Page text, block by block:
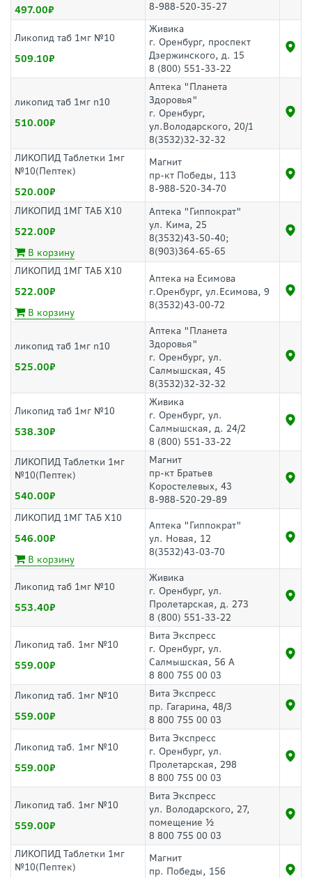
497.00
8-988-520-35-27
Ликопид таб 1мг №10
509.10
Живика
г. Оренбург, проспект
Дзержинского, д. 15
8 (800) 551-33-22
ликопид таб 1мг n10
510.00
Аптека "Планета
Здоровья"
г. Оренбург,
ул.Володарского, 20/1
8(3532)32-32-32
ЛИКОПИД Таблетки 1мг
№10(Пептек)
520.00
Магнит
пр-кт Победы, 113
8-988-520-34-70
ЛИКОПИД 1МГ ТАБ Х10
522.00
В корзину
Аптека "Гиппократ"
ул. Кима, 25
8(3532)43-50-40;
8(903)364-65-65
ЛИКОПИД 1МГ ТАБ Х10
522.00
В корзину
Аптека на Есимова
г.Оренбург, ул.Есимова, 9
8(3532)43-00-72
ликопид таб 1мг n10
525.00
Аптека "Планета
Здоровья"
г. Оренбург, ул.
Салмышская, 45
8(3532)32-32-32
Ликопид таб 1мг №10
538.30
Живика
г. Оренбург, ул.
Салмышская, д. 24/2
8 (800) 551-33-22
ЛИКОПИД Таблетки 1мг
№10(Пептек)
540.00
Магнит
пр-кт Братьев
Коростелевых, 43
8-988-520-29-89
ЛИКОПИД 1МГ ТАБ Х10
546.00
В корзину
Аптека "Гиппократ"
ул. Новая, 12
8(3532)43-03-70
Ликопид таб 1мг №10
553.40
Живика
г. Оренбург, ул.
Пролетарская, д. 273
8 (800) 551-33-22
Ликопид таб. 1мг №10
559.00
Вита Экспресс
г. Оренбург, ул.
Салмышская, 56 А
8 800 755 00 03
Ликопид таб. 1мг №10
559.00
Вита Экспресс
пр. Гагарина, 48/3
8 800 755 00 03
Ликопид таб. 1мг №10
559.00
Вита Экспресс
г. Оренбург, ул.
Пролетарская, 298
8 800 755 00 03
Ликопид таб. 1мг №10
559.00
Вита Экспресс
ул. Володарского, 27,
помещение ½
8 800 755 00 03
ЛИКОПИД Таблетки 1мг
№10(Пептек)
Магнит
пр. Победы, 156